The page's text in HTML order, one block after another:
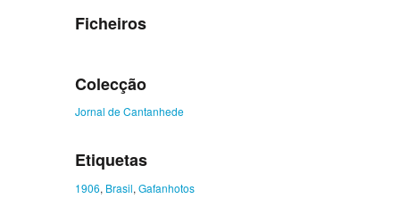
Ficheiros
Colecção
Jornal de Cantanhede
Etiquetas
1906, Brasil, Gafanhotos